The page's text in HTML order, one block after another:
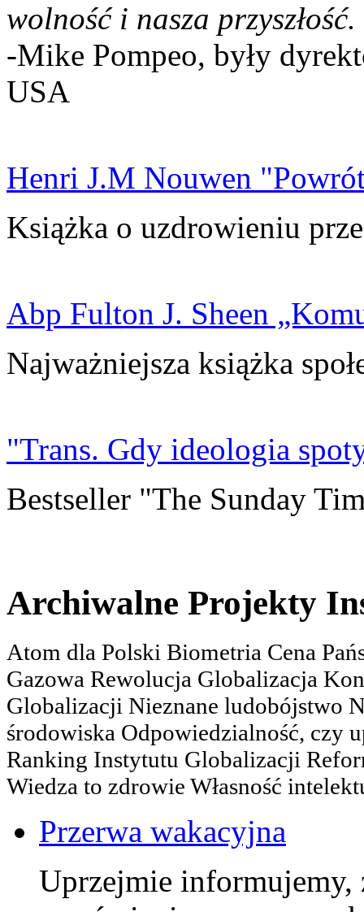
wolność i nasza przyszłość.
-Mike Pompeo, były
USA
Henri J.M Nouwen
Książka o uzdrowieniu
Abp Fulton J. Sheen
Najważniejsza książka
"Trans. Gdy ideologia
Bestseller "The Sunday
Archiwalne Projekty
Atom dla Polski Biometria Cena
Gazowa Rewolucja Globalizacja
Globalizacji Nieznane ludobójstwo
środowiska Odpowiedzialność, czy
Ranking Instytutu Globalizacji
Wiedza to zdrowie Własność
Przerwa wakacyjna
Uprzejmie informujemy,